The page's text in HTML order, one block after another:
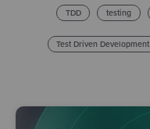
TDD testing
Test Driven Development